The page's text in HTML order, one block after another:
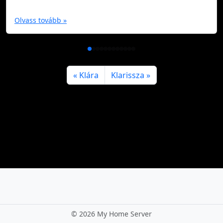
Olvass tovább »
Klára Klarissza
© 2026 My Home Server